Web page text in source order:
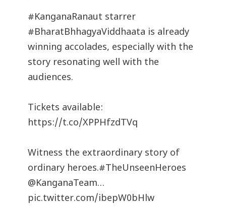
#KanganaRanaut starrer
#BharatBhhagyaViddhaata is already
winning accolades, especially with the
story resonating well with the
audiences.
Tickets available:
https://t.co/XPPHfzdTVq
Witness the extraordinary story of
ordinary heroes.#TheUnseenHeroes
@KanganaTeam…
pic.twitter.com/ibepW0bHlw